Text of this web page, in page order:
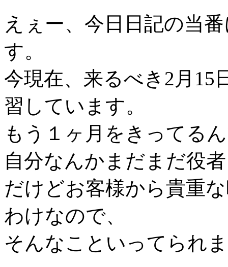
えぇー、今日日記の当
す。
今現在、来るべき2月15
習しています。
もう１ヶ月をきってる
自分なんかまだまだ役
だけどお客様から貴重
わけなので、
そんなこといってられ